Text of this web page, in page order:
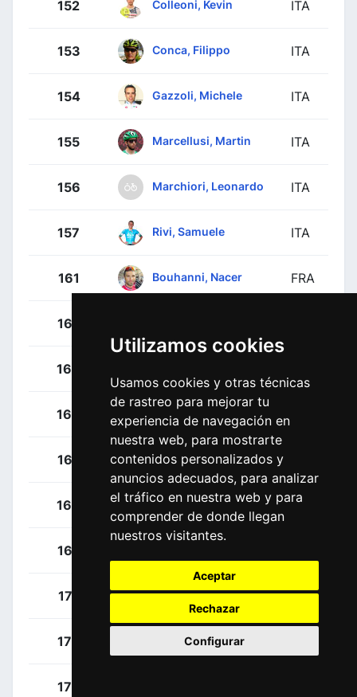
Utilizamos cookies
Usamos cookies y otras técnicas
de rastreo para mejorar tu
experiencia de navegación en
nuestra web, para mostrarte
contenidos personalizados y
anuncios adecuados, para analizar
el tráfico en nuestra web y para
comprender de donde llegan
nuestros visitantes.
Aceptar
Rechazar
Configurar
152 Colleoni, Kevin ITA
153 Conca, Filippo ITA
154 Gazzoli, Michele ITA
155 Marcellusi, Martin ITA
156 Marchiori, Leonardo ITA
157 Rivi, Samuele ITA
161 Bouhanni, Nacer FRA
162
163
164 Mclay, Daniel
165 Pichon, Laurent
166 Russo, Clément FRA
167
171 Swift, Ben GBR
172 Basso, Leonardo
173